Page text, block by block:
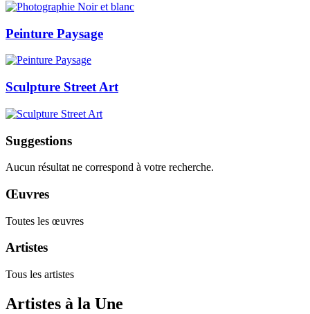
Peinture Paysage
Sculpture Street Art
Suggestions
Aucun résultat ne correspond à votre recherche.
Œuvres
Toutes les œuvres
Artistes
Tous les artistes
Artistes à la Une